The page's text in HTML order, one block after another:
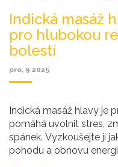
Indická masáž
pro hlubokou
bolestí
pro, 9 2025
Indická masáž hlavy je
pomáhá uvolnit stres,
spánek. Vyzkoušejte ji
pohodu a obnovu